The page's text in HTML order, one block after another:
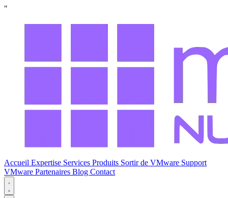
"
Accueil Expertise Services Produits Sortir de VMware Support
VMware Partenaires Blog Contact